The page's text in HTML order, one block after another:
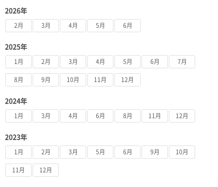
2026年
2月 3月 4月 5月 6月
2025年
1月 2月 3月 4月 5月 6月 7月
8月 9月 10月 11月 12月
2024年
1月 3月 4月 6月 8月 11月 12月
2023年
1月 2月 3月 5月 6月 9月 10月
11月 12月